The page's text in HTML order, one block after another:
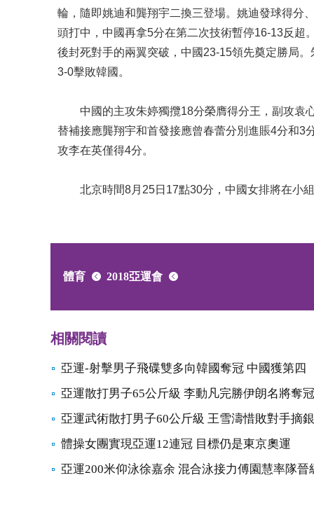
輪，隨即姚迪和龔翔宇二換三登場。姚迪發球得分
頭打中，中國再拿5分在第二次技術暫停16-13反超
後封死對手的兩翼突破，中國23-15領先奠定勝局
3-0擊敗韓國。
中國的主攻朱婷獨攬18分榮膺得分王，副攻袁
替補接應龔翔宇和首發接應曾春蕾分別進賬4分和3
攻李在英僅得4分。
北京時間8月25日17點30分，中國女排將在小
體育 2018亞運會
相關閱讀
亞運-射擊男子飛碟雙多向韓國奪冠 中國獲第四
亞運散打男子65公斤級 李動凡完勝伊朗名將奪冠
亞運武術散打男子60公斤級 王雪濤惜敗對手摘銀
體操女團實現亞運12連冠 目標仍是東京奧運
亞運200米仰泳徐嘉余 混合泳接力傅園慧率隊晉